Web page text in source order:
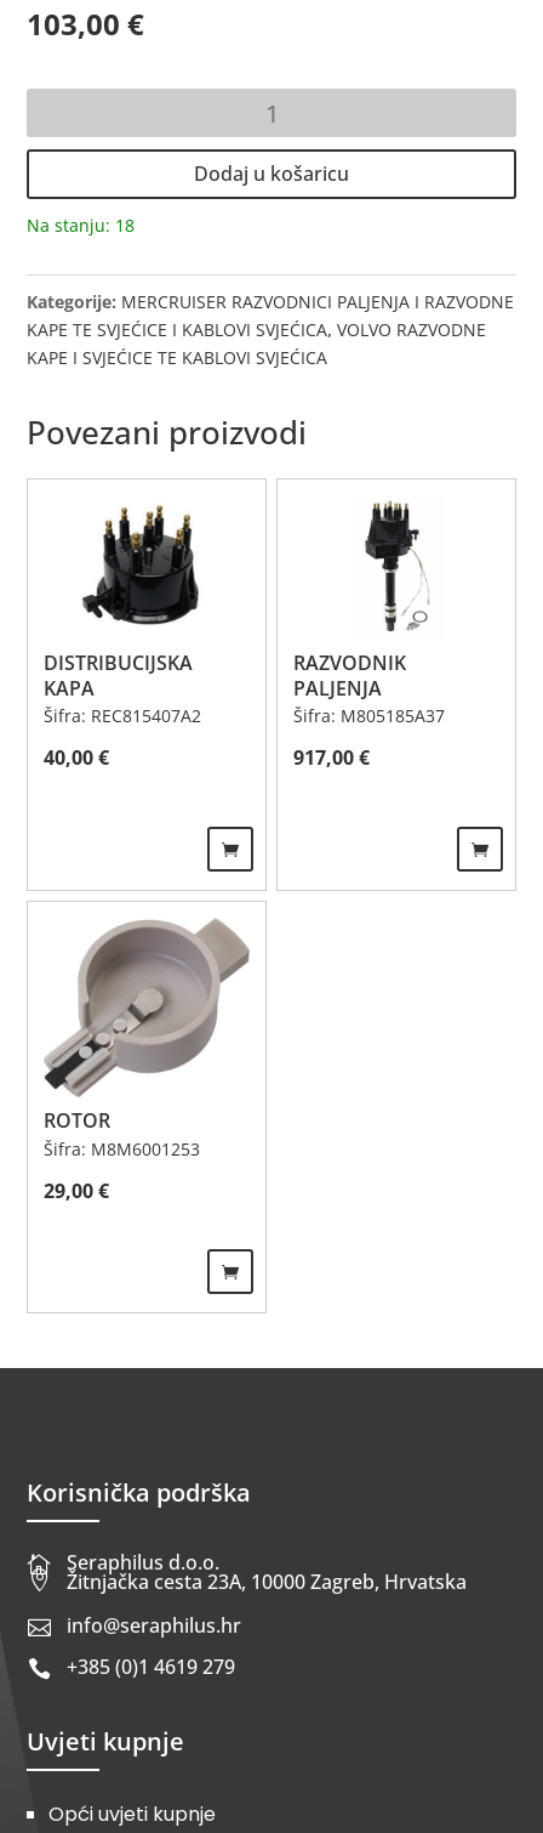
103,00€
količina
Dodaj u košaricu
Na stanju: 18
Kategorije: MERCRUISER RAZVODNICI PALJENJA I RAZVODNE
KAPE TE SVJEĆICE I KABLOVI SVJEĆICA,VOLVO RAZVODNE
KAPE I SVJEĆICE TE KABLOVI SVJEĆICA
Povezani proizvodi
DISTRIBUCIJSKA
KAPA
Šifra: REC815407A2
40,00€
RAZVODNIK
PALJENJA
Šifra: M805185A37
917,00€
ROTOR
Šifra: M8M6001253
29,00€
Korisnička podrška
 Seraphilus d.o.o.
 Žitnjačka cesta 23A, 10000 Zagreb, Hrvatska
 info@seraphilus.hr
 +385 (0)1 4619 279
Uvjeti kupnje
Opći uvjeti kupnje